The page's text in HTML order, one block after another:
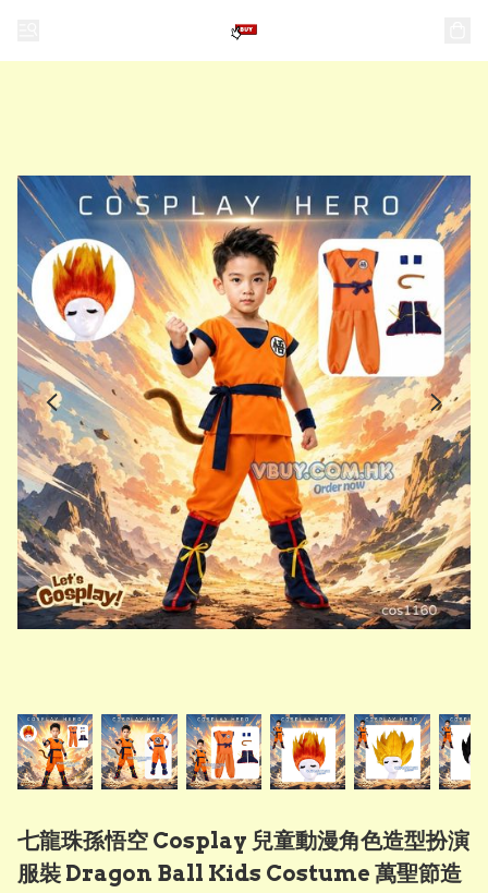
七龍珠孫悟空 Cosplay 兒童動漫角色造型扮演
服裝 Dragon Ball Kids Costume 萬聖節造